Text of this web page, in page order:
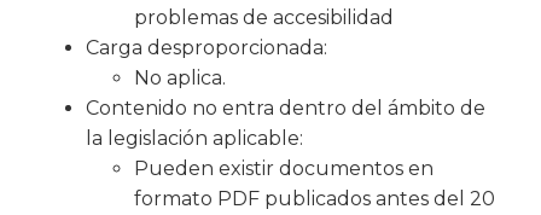
problemas de accesibilidad
Carga desproporcionada:
No aplica.
Contenido no entra dentro del ámbito de
la legislación aplicable:
Pueden existir documentos en
formato PDF publicados antes del 20